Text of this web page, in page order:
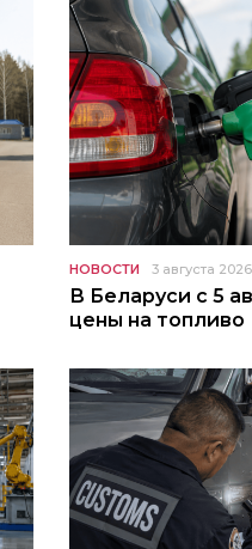
НОВОСТИ 3 августа 2026
В Беларуси с 5
цены на топливо